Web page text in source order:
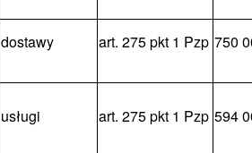
dostawy art. 275 pkt 1 Pzp 750
usługi art. 275 pkt 1 Pzp 594